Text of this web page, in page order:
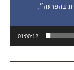
בהפרעה״,
01:00:12